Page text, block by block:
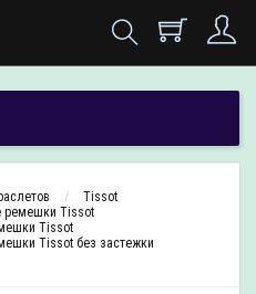
Tissot
ремешки Tissot
Tissot
Tissot без застежки